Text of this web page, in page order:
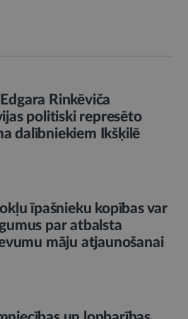
Rinkēviča
politiski represēto
dalībniekiem Ikšķilē
īpašnieku kopības var
par atbalsta
māju atjaunošanai